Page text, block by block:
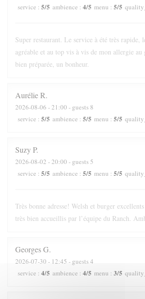
service : 5/5 ambience : 4/5 menu : 5/5
Super restaurant. Le service à été très rapide,
agréable et au top vis à vis de mon allergie
bien préparée, un bonheur.
AurélieR
2026-08-06 - 21:00 - guests 8
service : 5/5 ambience : 5/5 menu : 5/5
SuzyP
2026-08-02 - 20:00 - guests 5
service : 5/5 ambience : 5/5 menu : 5/5
Très bonne adresse! Welsh et burger
très bien accueillis par l’équipe du Ranch.
GeorgesG
2026-07-30 - 12:45 - guests 4
service : 4/5 ambience : 4/5 menu : 3/5